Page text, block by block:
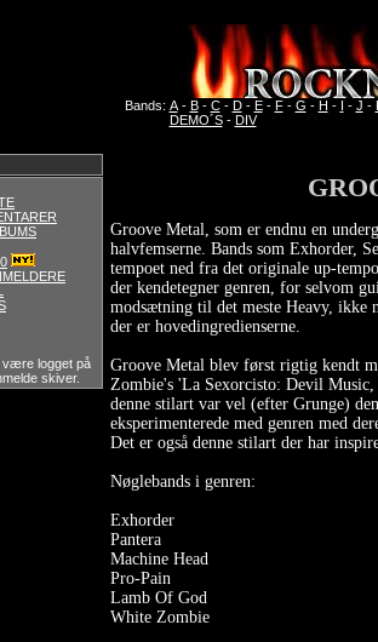
Bands: A- B- C- D- E- F- G - H - I - J -
DEMO´S- DIV
være logget på
skiver.
Groove Metal, som er endnu en
halvfemserne. Bands som Exhorder,
tempoet ned fra det originale up-
der kendetegner genren, for selvom
modsætning til det meste Heavy,
der er hovedingredienserne.
Groove Metal blev først rigtig kendt
Zombie's 'La Sexorcisto: Devil
denne stilart var vel (efter Grunge)
eksperimenterede med genren med
Det er også denne stilart der har
Nøglebands i genren:
Exhorder
Pantera
Machine Head
Pro-Pain
Lamb Of God
White Zombie